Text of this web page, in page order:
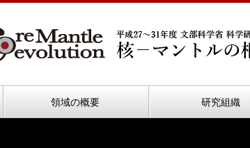
領域の概要 研究組織